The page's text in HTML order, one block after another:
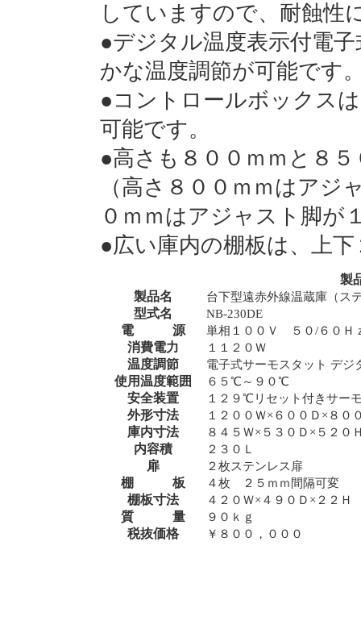
していますので、耐蝕性
●デジタル温度表示付電
かな温度調節が可能です
●コントロールボックス
可能です。
●高さも８００ｍｍと８
（高さ８００ｍｍはアジ
０ｍｍはアジャスト脚が
●広い庫内の棚板は、上
製
製品名
台下型遠赤外線温蔵庫（ス
型式名 NB-230DE
電 源 単相１００Ｖ ５０/６０Ｈ
消費電力 １１２０Ｗ
温度調節 電子式サーモスタット デジ
使用温度範囲 ６５℃～９０℃
安全装置 １２９℃リセット付きサー
外形寸法 １２００Ｗ×６００Ｄ×８０
庫内寸法 ８４５Ｗ×５３０Ｄ×５２０
内容積 ２３０Ｌ
扉 ２枚ステンレス扉
棚 板 ４枚 ２５ｍｍ間隔可変
棚板寸法 ４２０Ｗ×４９０Ｄ×２２Ｈ
質 量 ９０ｋｇ
税抜価格 ￥８００，０００